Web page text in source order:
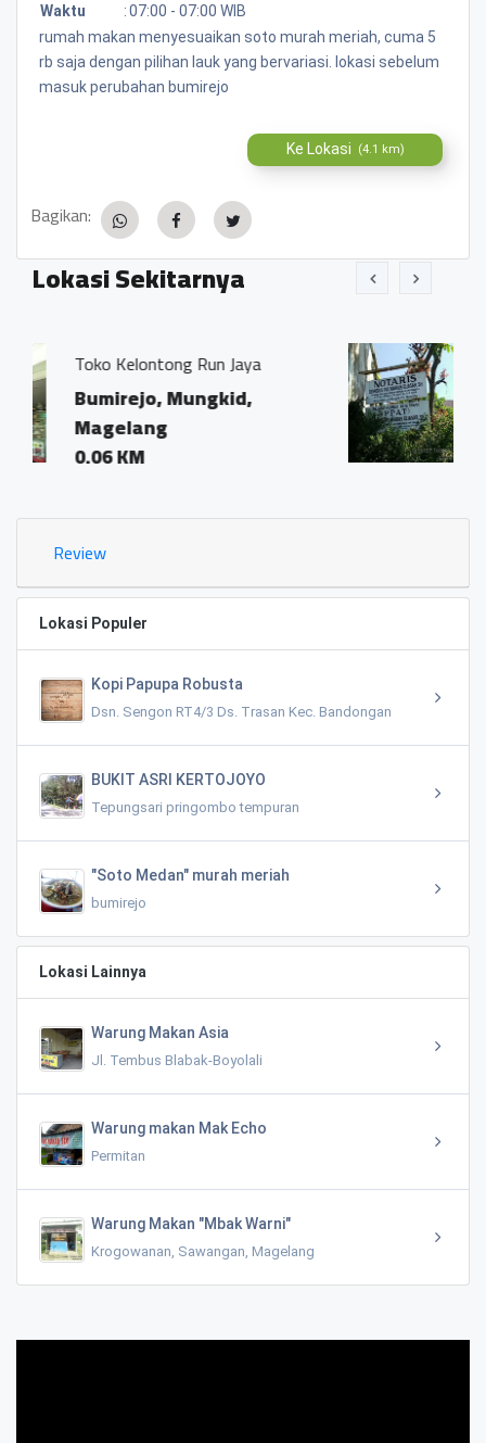
Waktu
:07:00 - 07:00 WIB
rumah makan menyesuaikan soto murah meriah, cuma 5
rb saja dengan pilihan lauk yang bervariasi. lokasi sebelum
masuk perubahan bumirejo
Ke Lokasi (4.1 km)
Bagikan:
Lokasi Sekitarnya
Jaya Kantor Notaris dan
Ivo Marius, SH"
Bumirejo, Mungkid,
Magelang
Review
Lokasi Populer
Kopi Papupa Robusta
Dsn. Sengon RT4/3 Ds. Trasan Kec. Bandongan
BUKIT ASRI KERTOJOYO
Tepungsari pringombo tempuran
"Soto Medan" murah meriah
bumirejo
Lokasi Lainnya
Warung Makan Asia
Jl. Tembus Blabak-Boyolali
Warung makan Mak Echo
Permitan
Warung Makan "Mbak Warni"
Krogowanan, Sawangan, Magelang